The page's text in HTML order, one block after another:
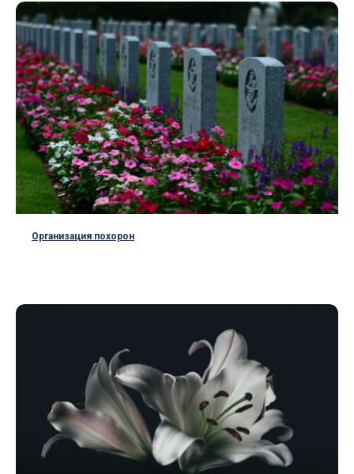
Организация похорон